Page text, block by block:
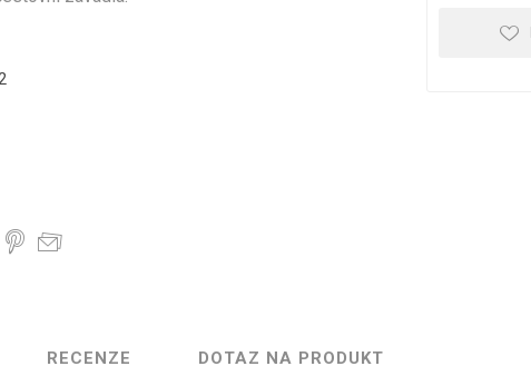
RECENZE DOTAZ NA PRODUKT